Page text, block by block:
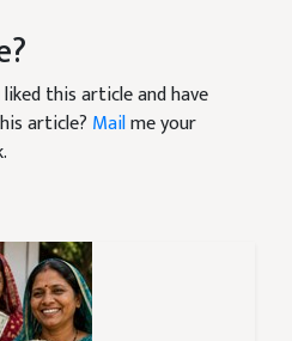
liked this article and have
article? Mailme your